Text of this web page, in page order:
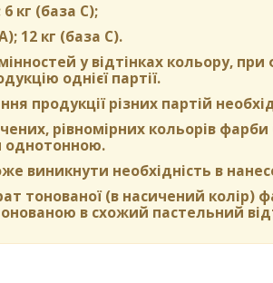
кг (база С);
12 кг (база С).
у відтінках кольору,
однієї партії.
продукції різних партій
рівномірних кольорів фарби
однотонною.
виникнути необхідність в
тонованої (в насичений колір)
в схожий пастельний